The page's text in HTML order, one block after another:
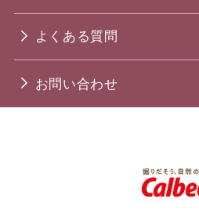
よくある質問
お問い合わせ